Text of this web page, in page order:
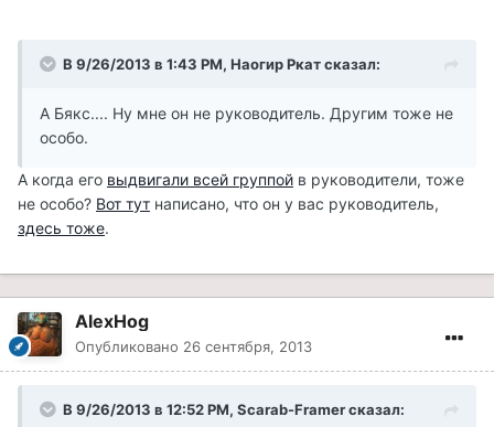
В 9/26/2013 в 1:43 PM, Наогир Ркат сказал:
А Бякс.... Ну мне он не руководитель. Другим тоже не
особо.
А когда его выдвигали всей группой в руководители, тоже
не особо? Вот тут написано, что он у вас руководитель,
здесь тоже.
AlexHog
Опубликовано 26 сентября, 2013
В 9/26/2013 в 12:52 PM, Scarab-Framer сказал: